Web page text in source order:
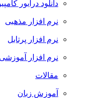
دانلود درایور
نرم افزار مذهبی
نرم افزار پرتابل
نرم افزار آموزشی
مقالات
آموزش زبان